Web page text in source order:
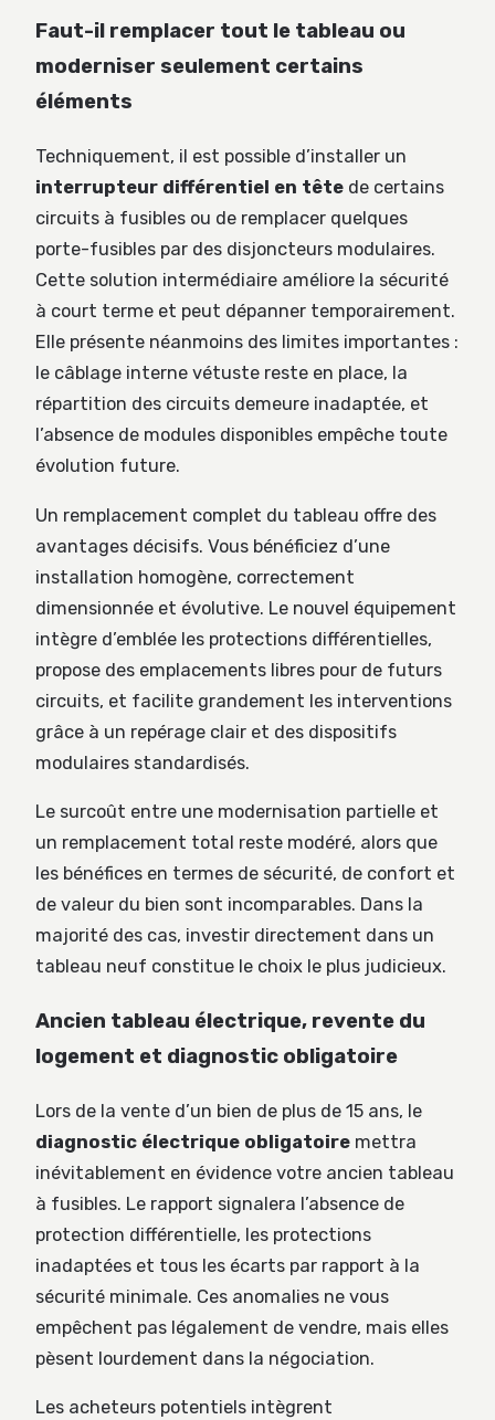
Faut-il remplacer tout le tableau ou
moderniser seulement certains
éléments
Techniquement, il est possible d’installer un
interrupteur différentiel en tête de certains
circuits à fusibles ou de remplacer quelques
porte-fusibles par des disjoncteurs modulaires.
Cette solution intermédiaire améliore la sécurité
à court terme et peut dépanner temporairement.
Elle présente néanmoins des limites importantes :
le câblage interne vétuste reste en place, la
répartition des circuits demeure inadaptée, et
l’absence de modules disponibles empêche toute
évolution future.
Un remplacement complet du tableau offre des
avantages décisifs. Vous bénéficiez d’une
installation homogène, correctement
dimensionnée et évolutive. Le nouvel équipement
intègre d’emblée les protections différentielles,
propose des emplacements libres pour de futurs
circuits, et facilite grandement les interventions
grâce à un repérage clair et des dispositifs
modulaires standardisés.
Le surcoût entre une modernisation partielle et
un remplacement total reste modéré, alors que
les bénéfices en termes de sécurité, de confort et
de valeur du bien sont incomparables. Dans la
majorité des cas, investir directement dans un
tableau neuf constitue le choix le plus judicieux.
Ancien tableau électrique, revente du
logement et diagnostic obligatoire
Lors de la vente d’un bien de plus de 15 ans, le
diagnostic électrique obligatoire mettra
inévitablement en évidence votre ancien tableau
à fusibles. Le rapport signalera l’absence de
protection différentielle, les protections
inadaptées et tous les écarts par rapport à la
sécurité minimale. Ces anomalies ne vous
empêchent pas légalement de vendre, mais elles
pèsent lourdement dans la négociation.
Les acheteurs potentiels intègrent